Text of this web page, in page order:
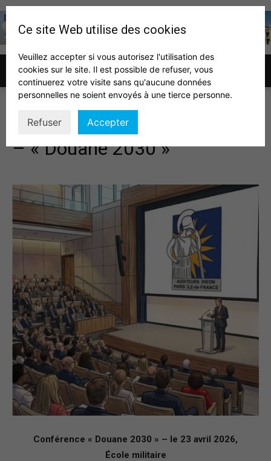
Association
Région
Paris
Ile-
Conférence du 23 avril 2026
– « Douane 2030 »
Conférence « Douane 2030 » – le 23 avril 2026,
École militaire
Ce site Web utilise des cookies
Veuillez accepter si vous autorisez l'utilisation des
cookies sur le site. Il est possible de refuser, vous
continuerez votre visite sans qu'aucune données
personnelles ne soient envoyés à une tierce personne.
Refuser Accepter